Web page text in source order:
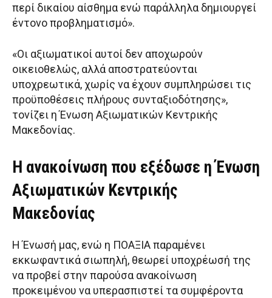
περί δικαίου αίσθημα ενώ παράλληλα δημιουργεί
έντονο προβληματισμό».
«Οι αξιωματικοί αυτοί δεν αποχωρούν
οικειοθελώς, αλλά αποστρατεύονται
υποχρεωτικά, χωρίς να έχουν συμπληρώσει τις
προϋποθέσεις πλήρους συνταξιοδότησης»,
τονίζει η Ένωση Αξιωματικών Κεντρικής
Μακεδονίας.
Η ανακοίνωση που εξέδωσε η Ένωση
Αξιωματικών Κεντρικής
Μακεδονίας
Η Ένωσή μας, ενώ η ΠΟΑΞΙΑ παραμένει
εκκωφαντικά σιωπηλή, θεωρεί υποχρέωσή της
να προβεί στην παρούσα ανακοίνωση
προκειμένου να υπερασπιστεί τα συμφέροντα